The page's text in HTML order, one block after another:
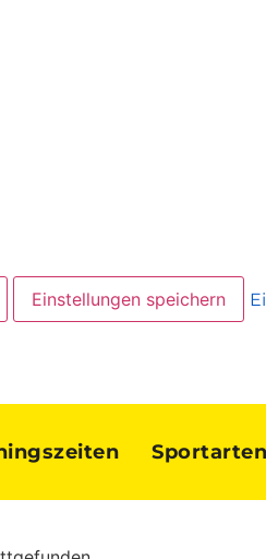
Einstellungen speichern
Sportarten